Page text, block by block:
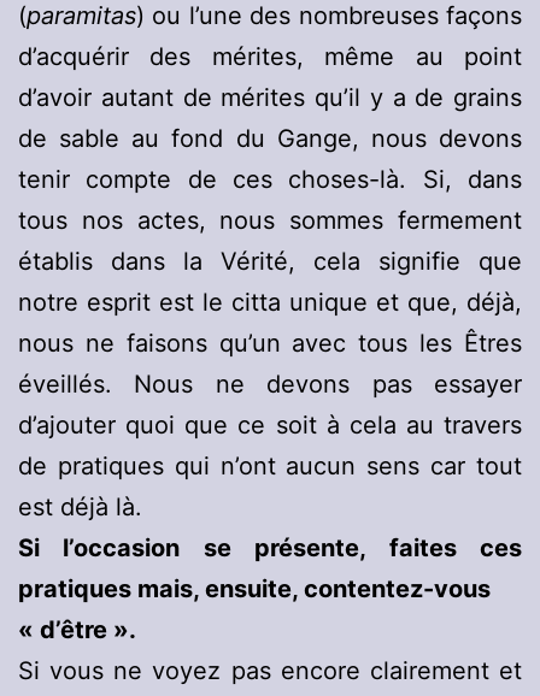
(paramitas) ou l’une des nombreuses façons
d’acquérir des mérites, même au point
d’avoir autant de mérites qu’il y a de grains
de sable au fond du Gange, nous devons
tenir compte de ces choses-là. Si, dans
tous nos actes, nous sommes fermement
établis dans la Vérité, cela signifie que
notre esprit est le citta unique et que, déjà,
nous ne faisons qu’un avec tous les Êtres
éveillés. Nous ne devons pas essayer
d’ajouter quoi que ce soit à cela au travers
de pratiques qui n’ont aucun sens car tout
est déjà là.
Si l’occasion se présente, faites ces
pratiques mais, ensuite, contentez-vous
« d’être ».
Si vous ne voyez pas encore clairement et